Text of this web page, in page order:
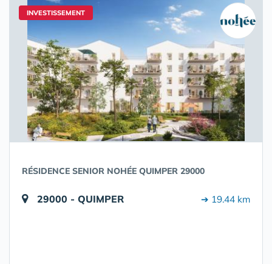
INVESTISSEMENT
RÉSIDENCE SENIOR NOHÉE QUIMPER 29000
29000 - QUIMPER ➔ 19.44 km